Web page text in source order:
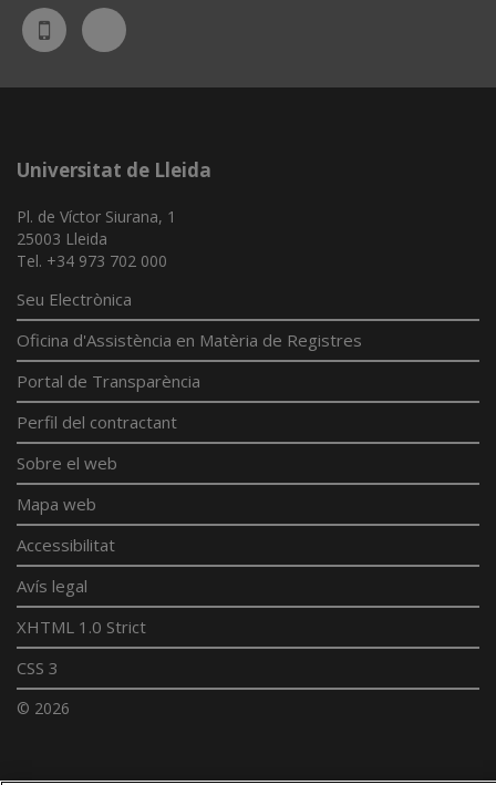
UdL
App
Bluesky
Universitat de Lleida
Pl. de Víctor Siurana, 1
25003 Lleida
Tel. +34 973 702 000
Seu Electrònica
Oficina d'Assistència en Matèria de Registres
Portal de Transparència
Perfil del contractant
Sobre el web
Mapa web
Accessibilitat
Avís legal
XHTML 1.0 Strict
CSS 3
© 2026